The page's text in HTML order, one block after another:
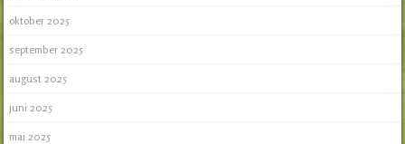
oktober 2025
september 2025
august 2025
juni 2025
mai 2025